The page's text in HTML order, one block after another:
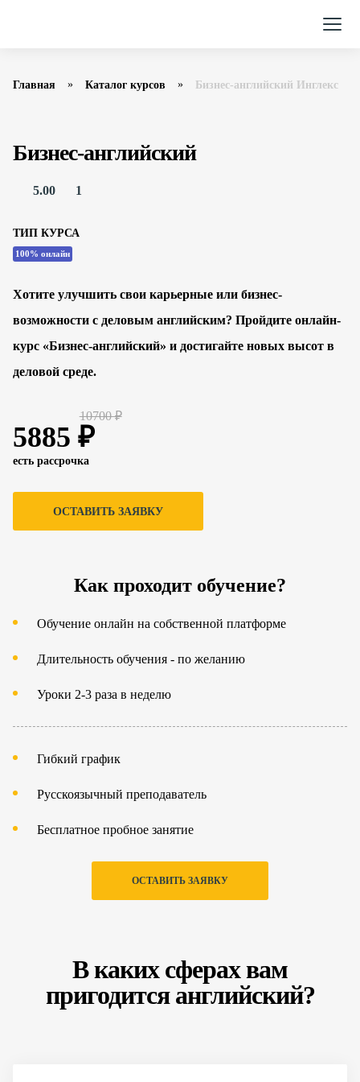
Главная Каталог курсов Бизнес-английский Инглекс
Бизнес-английский
5.00 1
ТИП КУРСА
100% онлайн
Хотите улучшить свои карьерные или бизнес-
возможности с деловым английским? Пройдите онлайн-
курс «Бизнес-английский» и достигайте новых высот в
деловой среде.
10700 ₽
5885 ₽
есть рассрочка
ОСТАВИТЬ ЗАЯВКУ
Как проходит обучение?
Обучение онлайн на собственной платформе
Длительность обучения - по желанию
Уроки 2-3 раза в неделю
Гибкий график
Русскоязычный преподаватель
Бесплатное пробное занятие
ОСТАВИТЬ ЗАЯВКУ
В каких сферах вам
пригодится английский?